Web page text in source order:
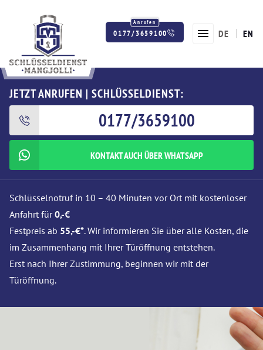
0177/3659100 DE EN
JETZT ANRUFEN | SCHLÜSSELDIENST:
0177/3659100
KONTAKT AUCH ÜBER WHATSAPP
Schlüsselnotruf in 10 – 40 Minuten vor Ort mit kostenloser
Anfahrt für0,-€
Festpreis ab 55,-€*. Wir informieren Sie über alle Kosten, die
im Zusammenhang mit Ihrer Türöffnung entstehen.
Erst nach Ihrer Zustimmung, beginnen wir mit der
Türöffnung.